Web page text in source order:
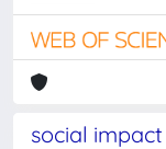
social impact